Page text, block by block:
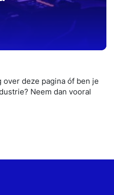
deze pagina óf ben je
Neem dan vooral